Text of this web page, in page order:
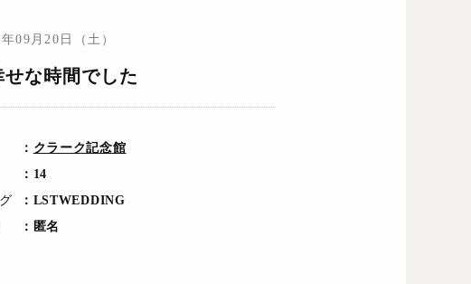
09月20日（土）
な時間でした
： クラーク記念館
：14
：LSTWEDDING
：匿名